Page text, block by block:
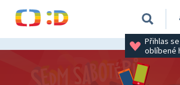
Přihlas
oblíbené